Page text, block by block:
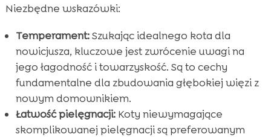
Niezbędne wskazówki:
Temperament:Szukając idealnego kota dla
nowicjusza, kluczowe jest zwrócenie uwagi na
jego łagodność i towarzyskość. Są to cechy
fundamentalne dla zbudowania głębokiej więzi z
nowym domownikiem.
Łatwość pielęgnacji:Koty niewymagające
skomplikowanej pielęgnacji są preferowanym